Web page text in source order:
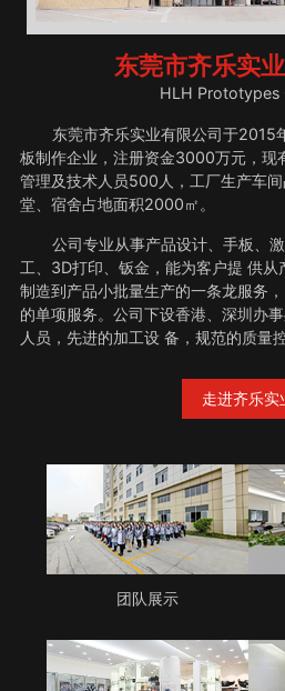
东莞市齐乐实
HLH Prototypes
东莞市齐乐实业有限公司于2015
板制作企业，注册资金3000万元，现
管理及技术人员500人，工厂生产车
堂、宿舍占地面积2000㎡。
公司专业从事产品设计、手板、
工、3D打印、钣金，能为客户提 供
制造到产品小批量生产的一条龙服务
的单项服务。公司下设香港、深圳办
人员，先进的加工设 备，规范的质量
走进齐乐实
团队展示